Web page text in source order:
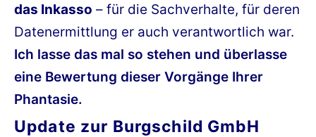
das Inkasso – für die Sachverhalte, für deren
Datenermittlung er auch verantwortlich war.
Ich lasse das mal so stehen und überlasse
eine Bewertung dieser Vorgänge Ihrer
Phantasie.
Update zur Burgschild GmbH